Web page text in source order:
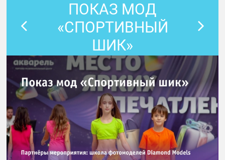
ПОКАЗ МОД
«СПОРТИВНЫЙ
ШИК»